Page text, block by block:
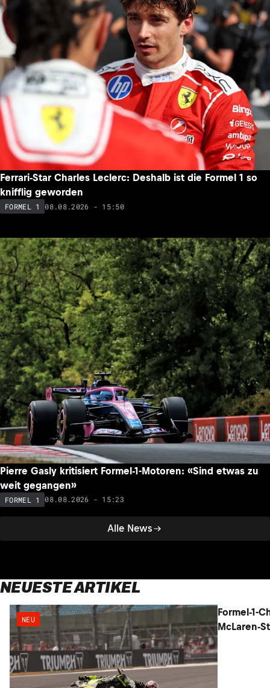
Alle News
Ferrari-Star Charles Leclerc: Deshalb ist die Formel 1 so
knifflig geworden
FORMEL 1 08.08.2026 - 15:50
Pierre Gasly kritisiert Formel-1-Motoren: «Sind etwas zu
weit gegangen»
FORMEL 1 08.08.2026 - 15:23
NEUESTE ARTIKEL
NEU